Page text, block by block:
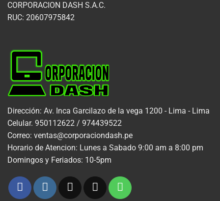
CORPORACION DASH S.A.C.
RUC: 20607975842
Dirección: Av. Inca Garcilazo de la vega 1200 - Lima - Lima
Celular. 950112622 / 974439522
Correo: ventas@corporaciondash.pe
Horario de Atencion: Lunes a Sabado 9:00 am a 8:00 pm
Domingos y Feriados: 10-5pm